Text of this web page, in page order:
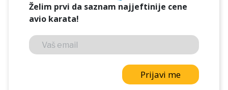
Želim prvi da saznam najjeftinije cene
avio karata!
Prijavi me